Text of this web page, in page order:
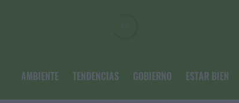
AMBIENTE TENDENCIAS GOBIERNO ESTAR BIEN